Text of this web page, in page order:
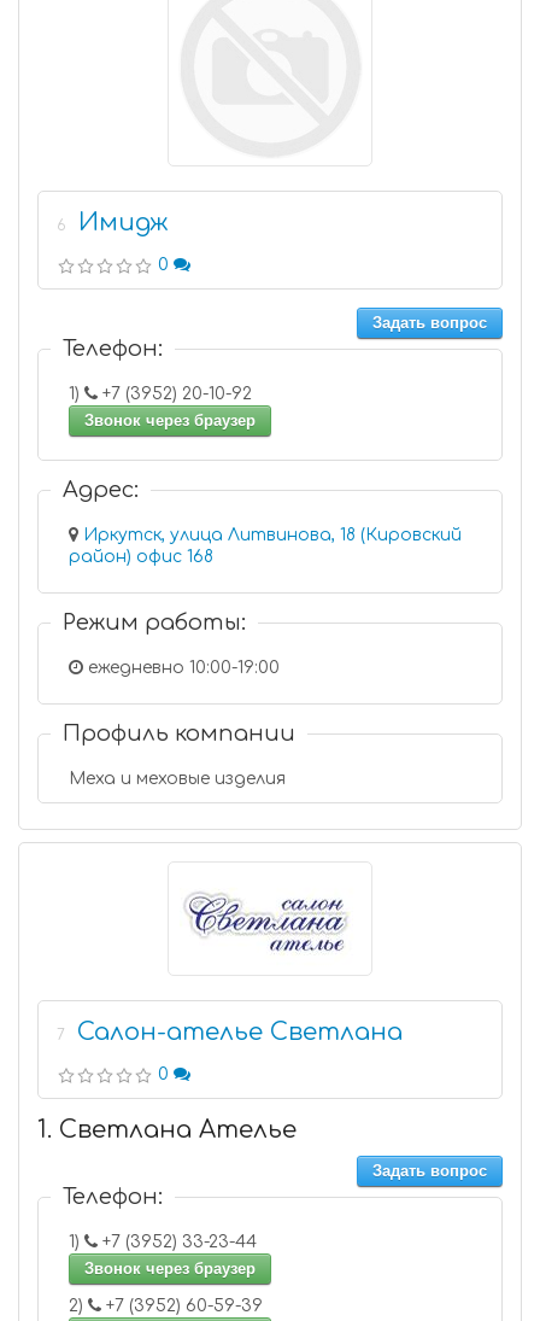
6 Имидж
0
Задать вопрос
Телефон:
1)
+7 (3952) 20-10-92
Звонок через браузер
Адрес:
Иркутск, улица Литвинова, 18 (Кировский
район) офис 168
Режим работы:
ежедневно 10:00-19:00
Профиль компании
Меха и меховые изделия
7 Салон-ателье Светлана
0
1. Светлана Ателье
Задать вопрос
Телефон:
1)
+7 (3952) 33-23-44
Звонок через браузер
2) +7 (3952) 60-59-39